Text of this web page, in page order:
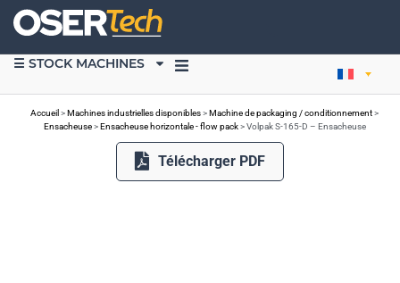
☰ STOCK MACHINES
Accueil >Machines industrielles disponibles>Machine de packaging / conditionnement>
Ensacheuse>Ensacheuse horizontale - flow pack>Volpak S-165-D – Ensacheuse
Télécharger PDF